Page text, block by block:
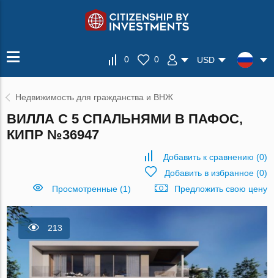
0 0 USD
Недвижимость для гражданства и ВНЖ
ВИЛЛА С 5 СПАЛЬНЯМИ В ПАФОС,
КИПР №36947
Добавить к сравнению (0)
Добавить в избранное(0)
Просмотренные (1)
Предложить свою цену
213